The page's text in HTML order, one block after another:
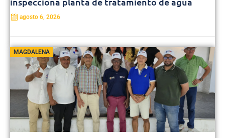
agosto 6, 2026
MAGDALENA